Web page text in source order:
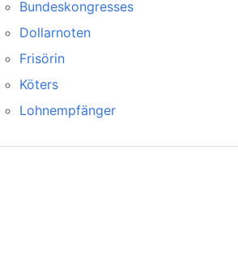
Bundeskongresses
Dollarnoten
Frisörin
Köters
Lohnempfänger